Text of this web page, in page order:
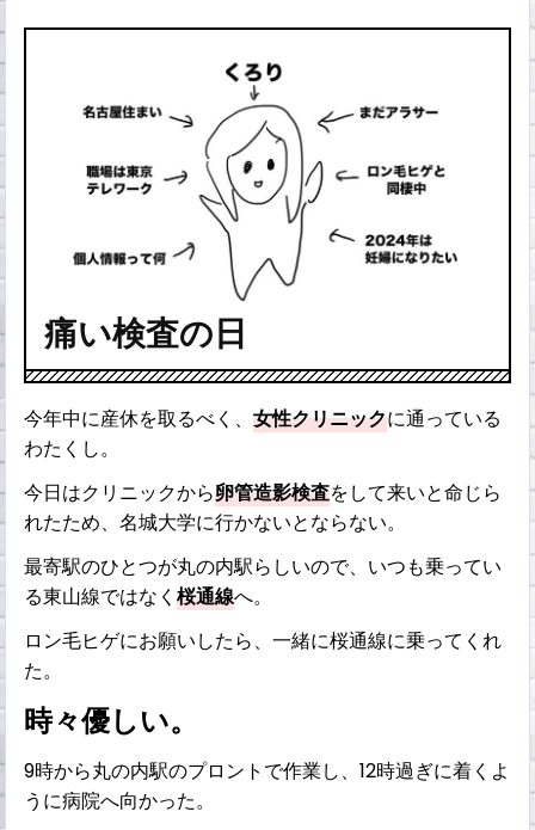
痛い検査の日
今年中に産休を取るべく、女性クリニックに通っている
わたくし。
今日はクリニックから卵管造影検査をして来いと命じら
れたため、名城大学に行かないとならない。
最寄駅のひとつが丸の内駅らしいので、いつも乗ってい
る東山線ではなく桜通線へ。
ロン毛ヒゲにお願いしたら、一緒に桜通線に乗ってくれ
た。
時々優しい。
9時から丸の内駅のプロントで作業し、12時過ぎに着くよ
うに病院へ向かった。